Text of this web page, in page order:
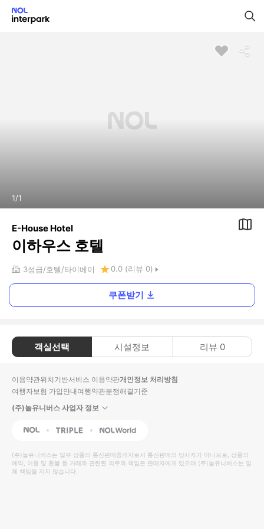
1/1
E-House Hotel
이하우스 호텔
3성급 호텔 타이베이 0.0 (리뷰 0)
쿠폰받기
객실선택 시설정보 리뷰 0
이용약관위치기반서비스 이용약관개인정보 처리방침
여행자보험 가입안내여행약관분쟁해결기준
(주)놀유니버스 사업자 정보
NOL Triple Interpark Global
(주)놀유니버스는 일부 상품의 통신판매중개자로서 통신판매의 당사자가 아니므로, 상품의
예약, 이용 및 환불 등 거래와 관련된 의무와 책임은 판매자에게 있으며 (주)놀유니버스는 일
체 책임을 지지 않습니다.